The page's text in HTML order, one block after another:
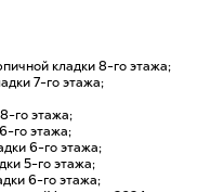
кладки 8-го этажа;
7-го этажа;
го этажа;
го этажа;
6-го этажа;
5-го этажа;
6-го этажа;